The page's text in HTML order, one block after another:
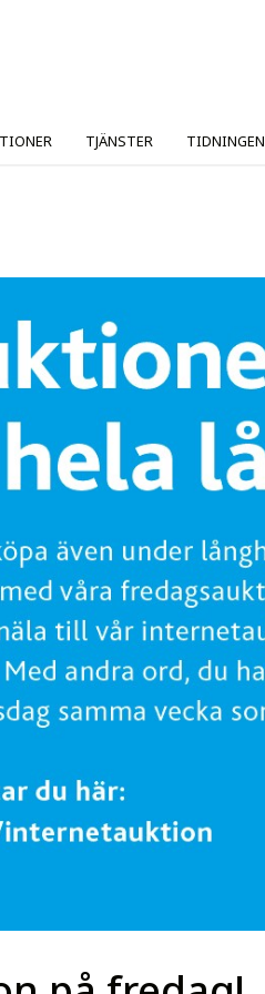
TJÄNSTER TIDNINGEN